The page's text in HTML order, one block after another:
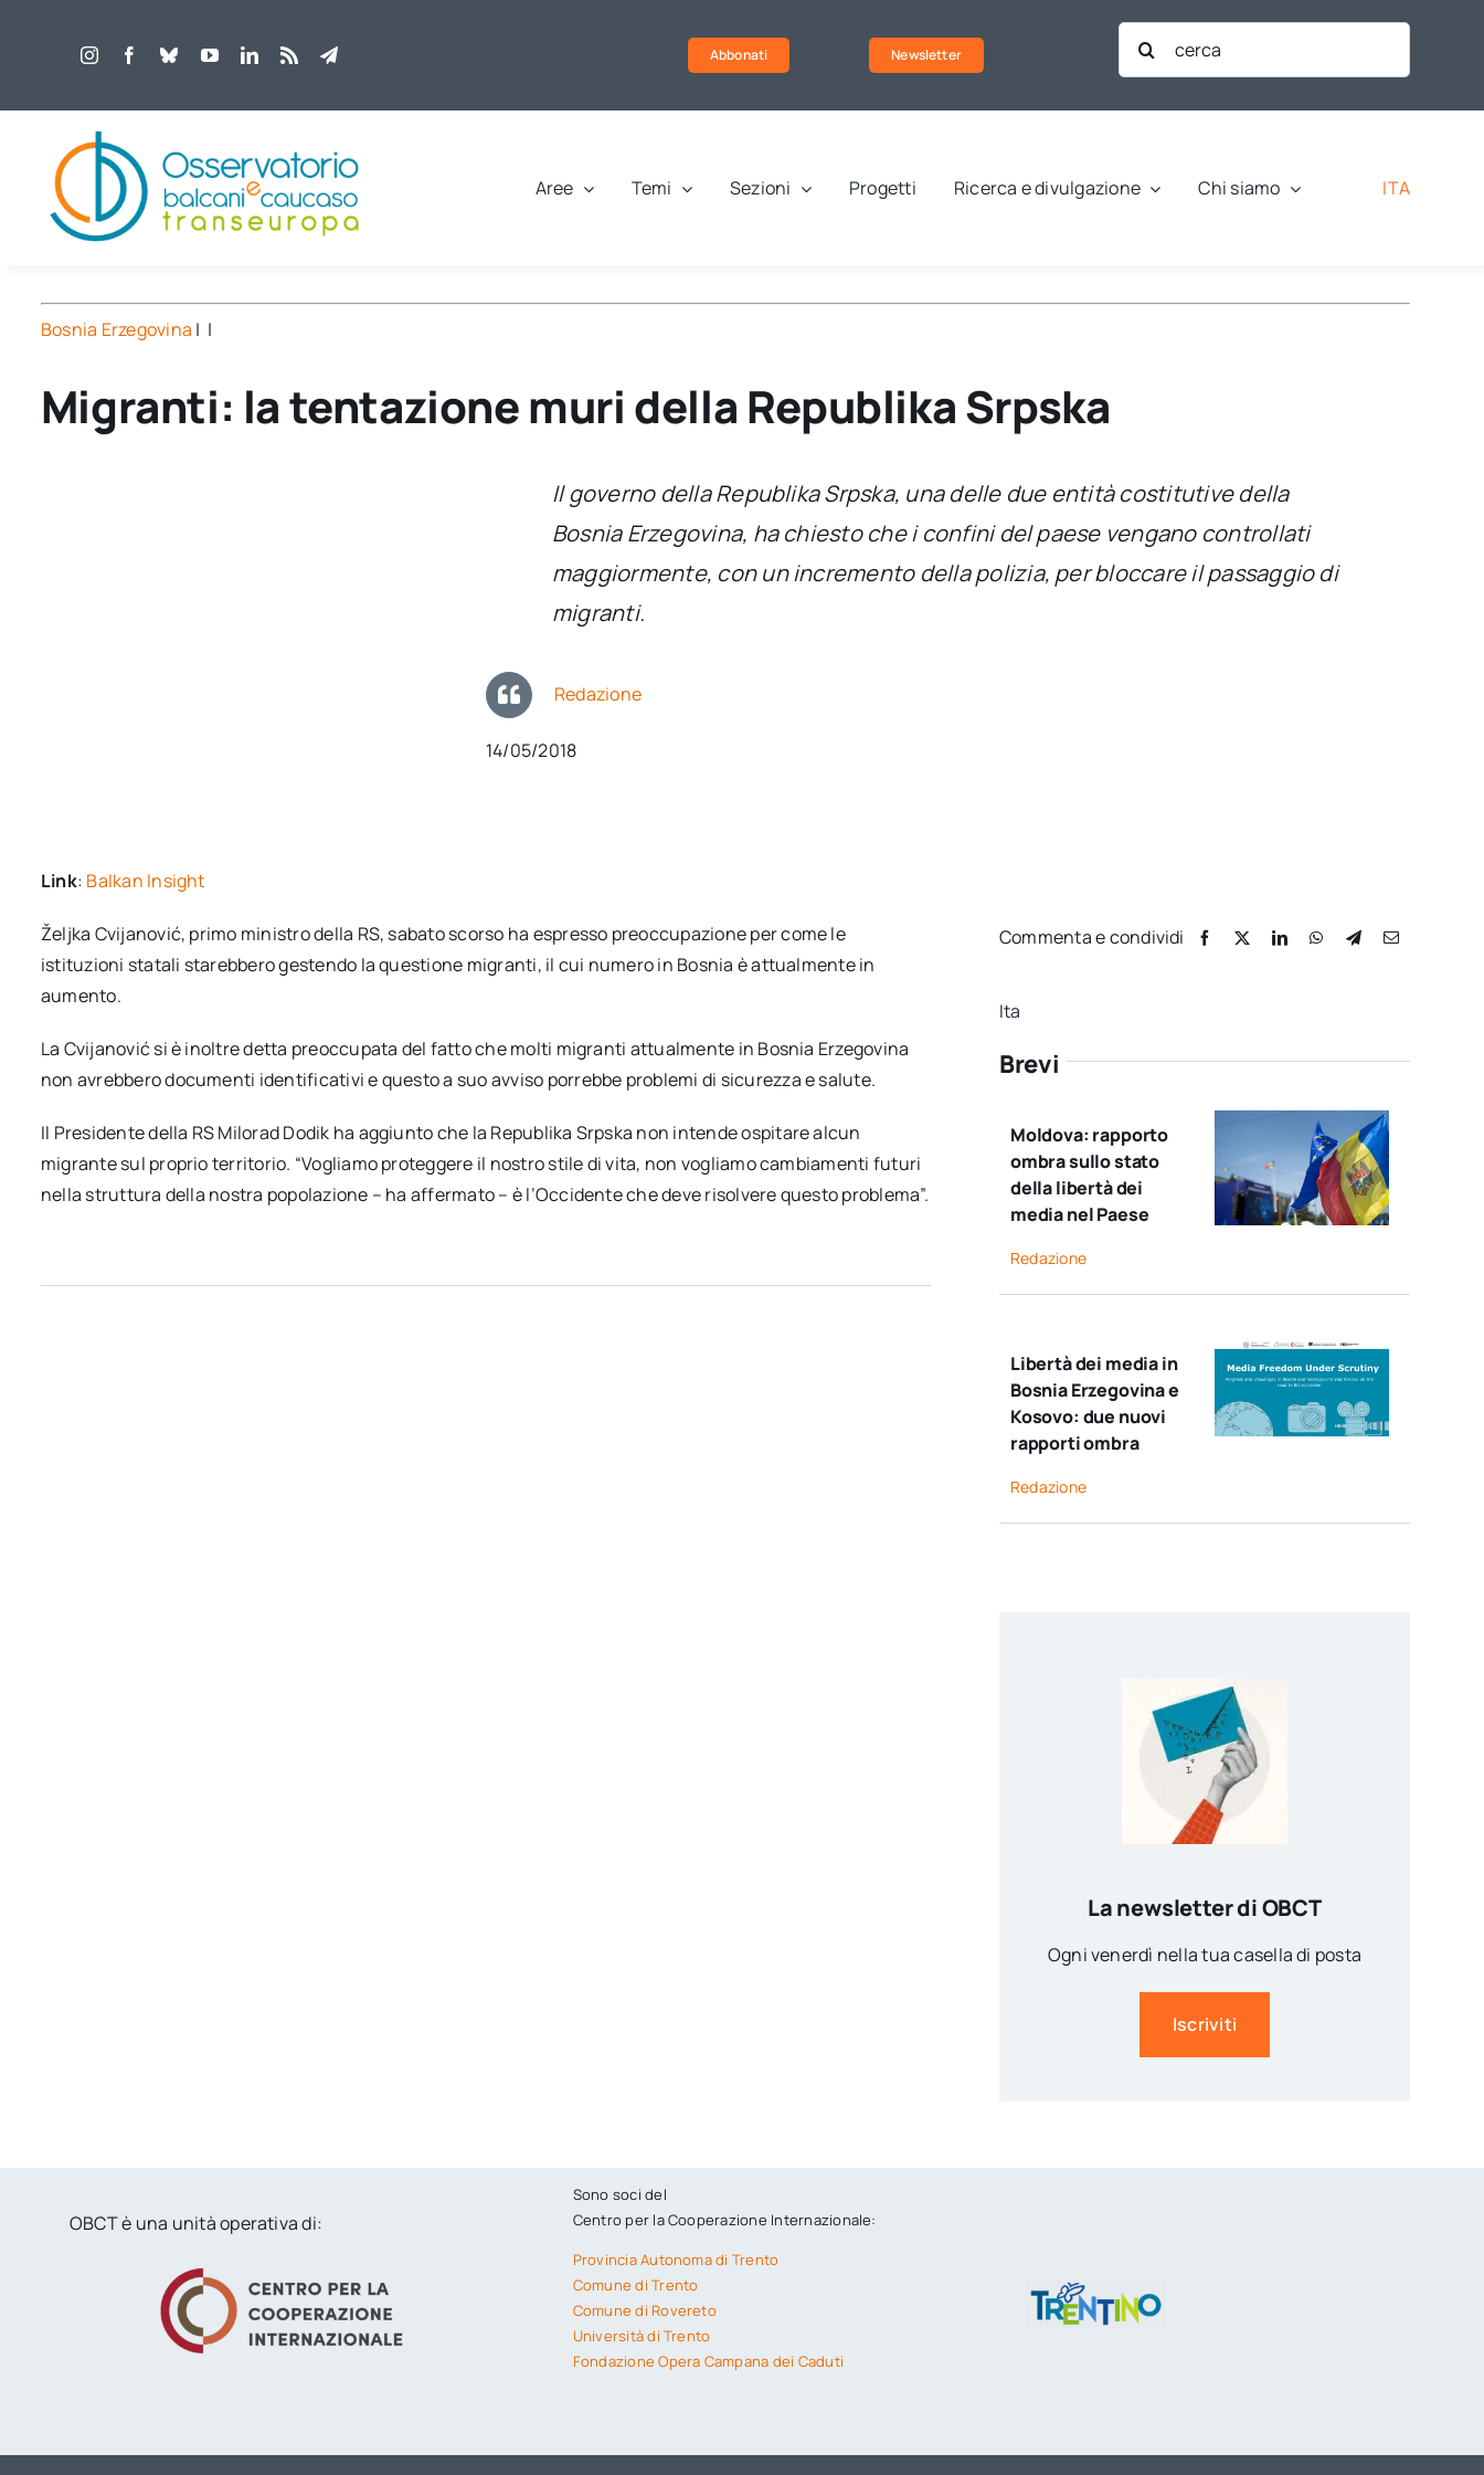
Abbonati Newsletter
Cerca
per:
Aree Temi Sezioni Progetti Ricerca e divulgazione Chi siamo ITA
Bosnia Erzegovina | |
Migranti: la tentazione muri della Republika Srpska
Il governo della Republika Srpska, una delle due entità costitutive della
Bosnia Erzegovina, ha chiesto che i confini del paese vengano controllati
maggiormente, con un incremento della polizia, per bloccare il passaggio di
migranti.
Redazione
14/05/2018
Link: Balkan Insight
Željka Cvijanović, primo ministro della RS, sabato scorso ha espresso preoccupazione per come le
istituzioni statali starebbero gestendo la questione migranti, il cui numero in Bosnia è attualmente in
aumento.
La Cvijanović si è inoltre detta preoccupata del fatto che molti migranti attualmente in Bosnia Erzegovina
non avrebbero documenti identificativi e questo a suo avviso porrebbe problemi di sicurezza e salute.
Il Presidente della RS Milorad Dodik ha aggiunto che la Republika Srpska non intende ospitare alcun
migrante sul proprio territorio. “Vogliamo proteggere il nostro stile di vita, non vogliamo cambiamenti futuri
nella struttura della nostra popolazione – ha affermato – è l’Occidente che deve risolvere questo problema”.
Commenta e condividi
Ita
Brevi
Moldova: rapporto
ombra sullo stato
della libertà dei
media nel Paese
Redazione
Libertà dei media in
Bosnia Erzegovina e
Kosovo: due nuovi
rapporti ombra
Redazione
La newsletter di OBCT
Ogni venerdì nella tua casella di posta
Iscriviti
OBCT è una unità operativa di:
Sono soci del
Centro per la Cooperazione Internazionale:
Provincia Autonoma di Trento
Comune di Trento
Comune di Rovereto
Università di Trento
Fondazione Opera Campana dei Caduti